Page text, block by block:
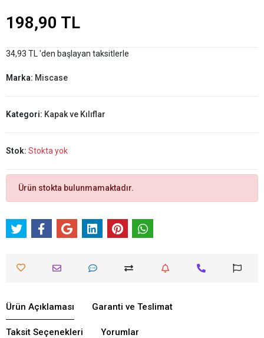
198,90 TL
34,93 TL 'den başlayan taksitlerle
Marka: Miscase
Kategori: Kapak ve Kılıflar
Stok: Stokta yok
Ürün stokta bulunmamaktadır.
Ürün Açıklaması Garanti ve Teslimat
Taksit Seçenekleri Yorumlar